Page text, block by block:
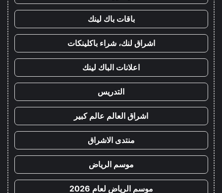
باقات باك لينك
اشراق لنك، شراء باكلينكات
اعلانات الباك لينك
التدريس
اشراق العالم عالم كبير
منتدى الاشراق
موسم الرياض
موسم الرياض لعام 2026